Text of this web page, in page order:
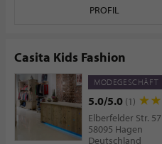
PROFIL
Casita Kids Fashion
MODEGESCHÄFT
5.0/5.0 (1)
Elberfelder Str. 57
58095 Hagen
Deutschland